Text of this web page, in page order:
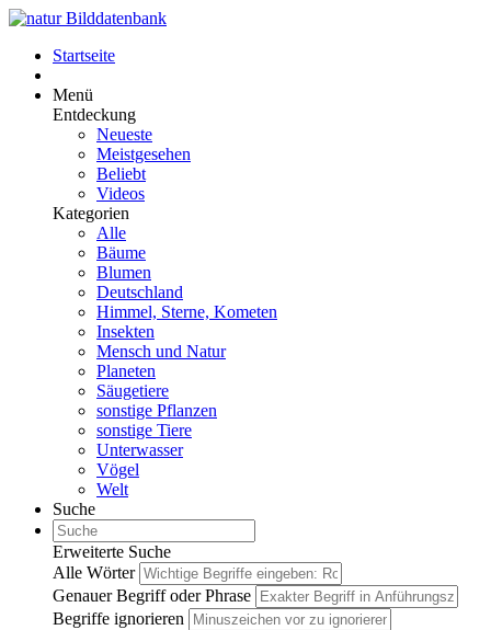
Startseite
Menü
Entdeckung
Neueste
Meistgesehen
Beliebt
Videos
Kategorien
Alle
Bäume
Blumen
Deutschland
Himmel, Sterne, Kometen
Insekten
Mensch und Natur
Planeten
Säugetiere
sonstige Pflanzen
sonstige Tiere
Unterwasser
Vögel
Welt
Suche
Erweiterte Suche
Alle Wörter
Genauer Begriff oder Phrase
Begriffe ignorieren